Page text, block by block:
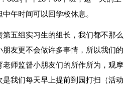
午时间可以回学校休息。
五组实习生的组长，我们都不那么
友更不会做许多事情，所以我们的
师监督小朋友们的所作所为，观摩
我们每天早上提前到园打扫（活动